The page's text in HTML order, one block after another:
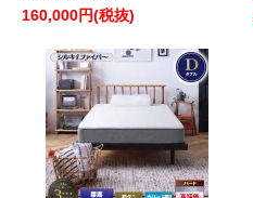
160,000円(税抜)